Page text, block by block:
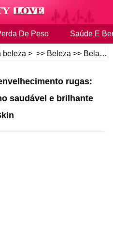
De Peso Saúde E
beleza > >> Beleza >> Belas dicas
rugas:
saudável e brilhante